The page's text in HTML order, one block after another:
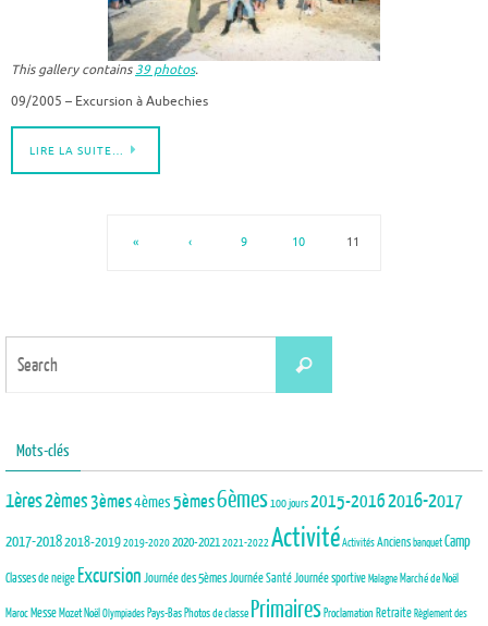
This gallery contains39 photos.
09/2005 – Excursion à Aubechies
LIRE LA SUITE…
« ‹ 9 10 11
Search
Mots-clés
1ères2èmes3èmes4èmes5èmes6èmes100 jours2015-20162016-2017
2017-20182018-20192019-20202020-20212021-2022ActivitéActivitésAnciensbanquetCamp
Classes de neige Excursion Journée des 5èmesJournée SantéJournée sportive Malagne Marché de Noël
Maroc Messe Mozet Noël Olympiades Pays-Bas Photos de classe Primaires Proclamation Retraite Règlement des